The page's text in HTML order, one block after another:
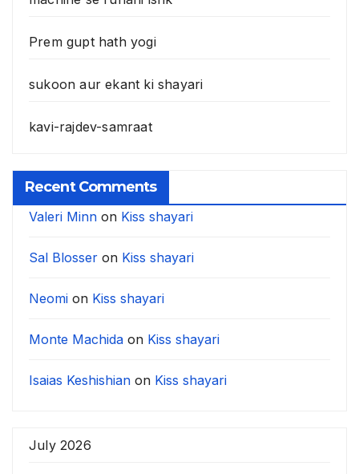
Prem gupt hath yogi
sukoon aur ekant ki shayari
kavi-rajdev-samraat
Recent Comments
Valeri Minn on Kiss shayari
Sal Blosser on Kiss shayari
Neomi on Kiss shayari
Monte Machida on Kiss shayari
Isaias Keshishian on Kiss shayari
July 2026